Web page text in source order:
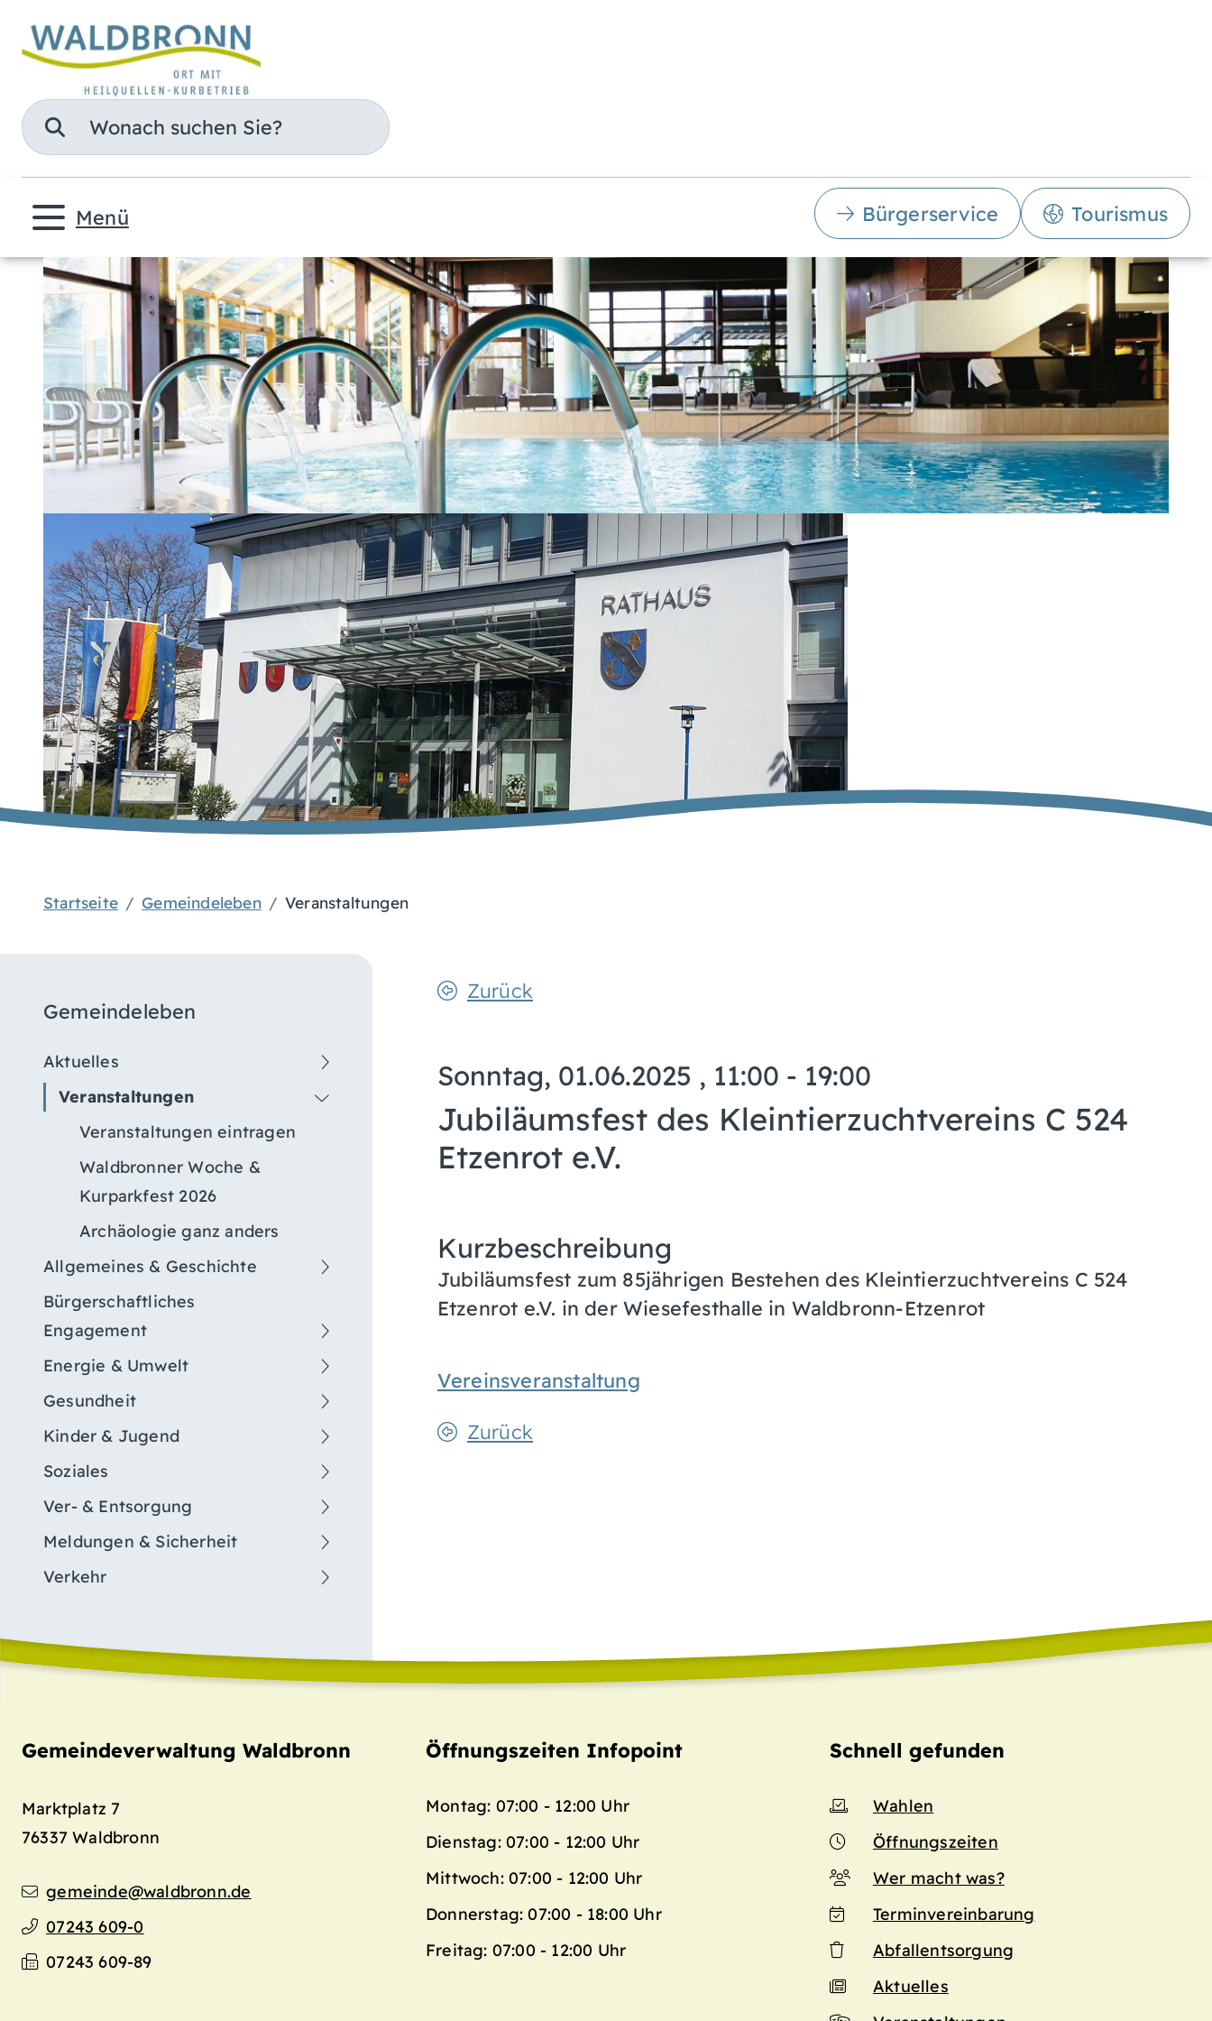
Suche
Menü Bürgerservice Tourismus
Startseite Gemeindeleben Veranstaltungen
Gemeindeleben
Aktuelles
Veranstaltungen
Veranstaltungen eintragen
Waldbronner Woche &
Kurparkfest 2026
Archäologie ganz anders
Allgemeines & Geschichte
Bürgerschaftliches
Engagement
Energie & Umwelt
Gesundheit
Kinder & Jugend
Soziales
Ver- & Entsorgung
Meldungen & Sicherheit
Verkehr
Zurück
Sonntag, 01.06.2025 , 11:00 - 19:00
Jubiläumsfest des Kleintierzuchtvereins C 524
Etzenrot e.V.
Kurzbeschreibung
Jubiläumsfest zum 85jährigen Bestehen des Kleintierzuchtvereins C 524
Etzenrot e.V. in der Wiesefesthalle in Waldbronn-Etzenrot
Vereinsveranstaltung
Zurück
Gemeindeverwaltung Waldbronn
Marktplatz 7
76337 Waldbronn
gemeinde@waldbronn.de
07243 609-0
07243 609-89
Öffnungszeiten Infopoint
Montag: 07:00 - 12:00 Uhr
Dienstag: 07:00 - 12:00 Uhr
Mittwoch: 07:00 - 12:00 Uhr
Donnerstag: 07:00 - 18:00 Uhr
Freitag: 07:00 - 12:00 Uhr
Schnell gefunden
Wahlen
Öffnungszeiten
Wer macht was?
Terminvereinbarung
Abfallentsorgung
Aktuelles